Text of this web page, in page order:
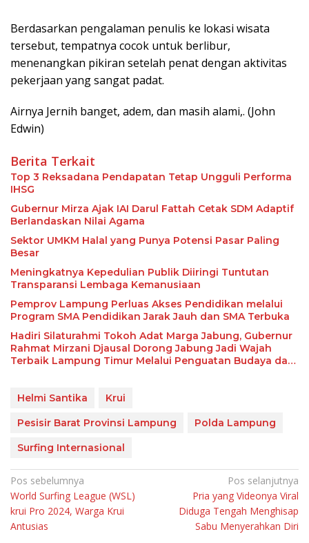
Berdasarkan pengalaman penulis ke lokasi wisata
tersebut, tempatnya cocok untuk berlibur,
menenangkan pikiran setelah penat dengan aktivitas
pekerjaan yang sangat padat.
Airnya Jernih banget, adem, dan masih alami,. (John
Edwin)
Berita Terkait
Top 3 Reksadana Pendapatan Tetap Ungguli Performa
IHSG
Gubernur Mirza Ajak IAI Darul Fattah Cetak SDM Adaptif
Berlandaskan Nilai Agama
Sektor UMKM Halal yang Punya Potensi Pasar Paling
Besar
Meningkatnya Kepedulian Publik Diiringi Tuntutan
Transparansi Lembaga Kemanusiaan
Pemprov Lampung Perluas Akses Pendidikan melalui
Program SMA Pendidikan Jarak Jauh dan SMA Terbuka
Hadiri Silaturahmi Tokoh Adat Marga Jabung, Gubernur
Rahmat Mirzani Djausal Dorong Jabung Jadi Wajah
Terbaik Lampung Timur Melalui Penguatan Budaya dan
Helmi Santika
Krui
Pesisir Barat Provinsi Lampung
Polda Lampung
Surfing Internasional
Navigasi
pos
Pos sebelumnya
World Surfing League (WSL)
krui Pro 2024, Warga Krui
Antusias
Pos selanjutnya
Pria yang Videonya Viral
Diduga Tengah Menghisap
Sabu Menyerahkan Diri